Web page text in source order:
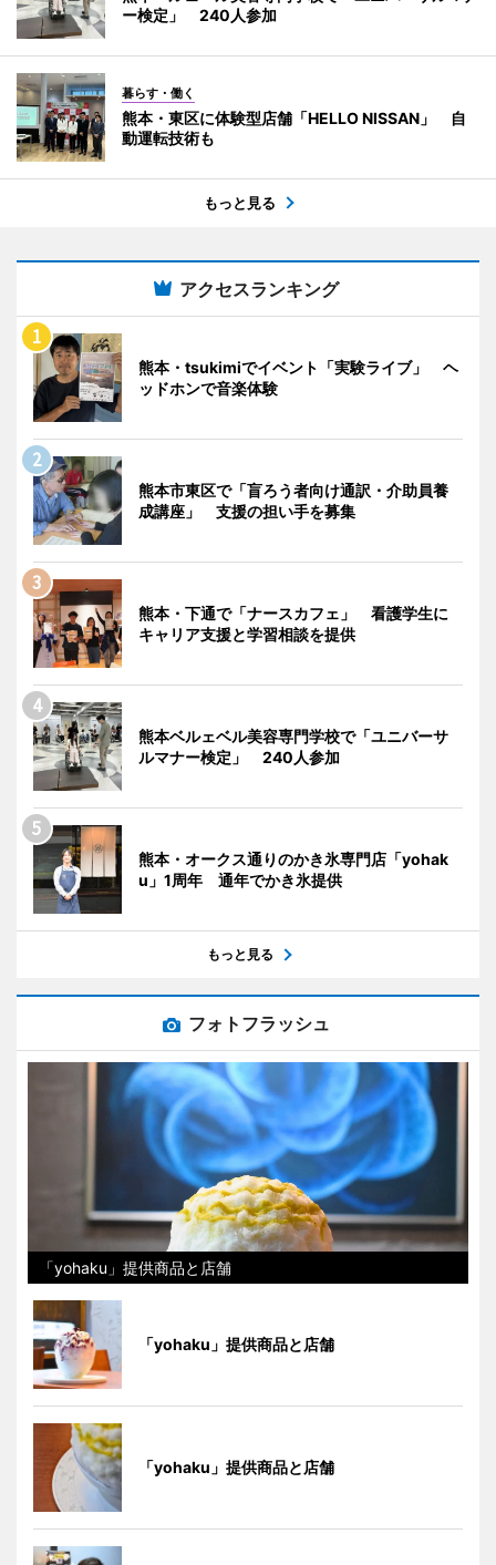
ー検定」 240人参加
暮らす・働く
熊本・東区に体験型店舗「HELLO NISSAN」 自
動運転技術も
もっと見る
アクセスランキング
熊本・tsukimiでイベント「実験ライブ」 ヘ
ッドホンで音楽体験
熊本市東区で「盲ろう者向け通訳・介助員養
成講座」 支援の担い手を募集
熊本・下通で「ナースカフェ」 看護学生に
キャリア支援と学習相談を提供
熊本ベルェベル美容専門学校で「ユニバーサ
ルマナー検定」 240人参加
熊本・オークス通りのかき氷専門店「yohak
u」1周年 通年でかき氷提供
もっと見る
フォトフラッシュ
「yohaku」提供商品と店舗
「yohaku」提供商品と店舗
「yohaku」提供商品と店舗